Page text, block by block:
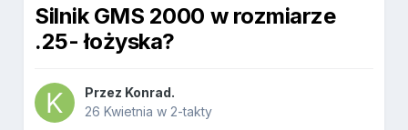
Silnik GMS 2000 w rozmiarze
.25- łożyska?
Przez Konrad.
26 Kwietnia w 2-takty